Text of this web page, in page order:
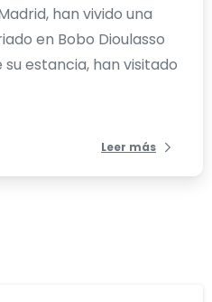
han vivido una
en Bobo Dioulasso
estancia, han visitado
Leer más